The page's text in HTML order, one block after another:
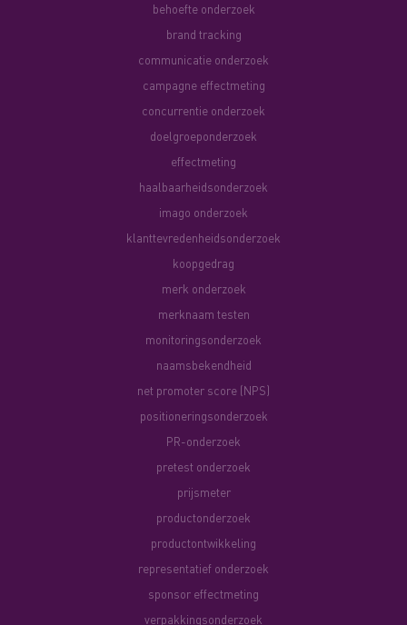
behoefte onderzoek
brand tracking
communicatie onderzoek
campagne effectmeting
concurrentie onderzoek
doelgroeponderzoek
effectmeting
haalbaarheidsonderzoek
imago onderzoek
klanttevredenheidsonderzoek
koopgedrag
merk onderzoek
merknaam testen
monitoringsonderzoek
naamsbekendheid
net promoter score (NPS)
positioneringsonderzoek
PR-onderzoek
pretest onderzoek
prijsmeter
productonderzoek
productontwikkeling
representatief onderzoek
sponsor effectmeting
verpakkingsonderzoek